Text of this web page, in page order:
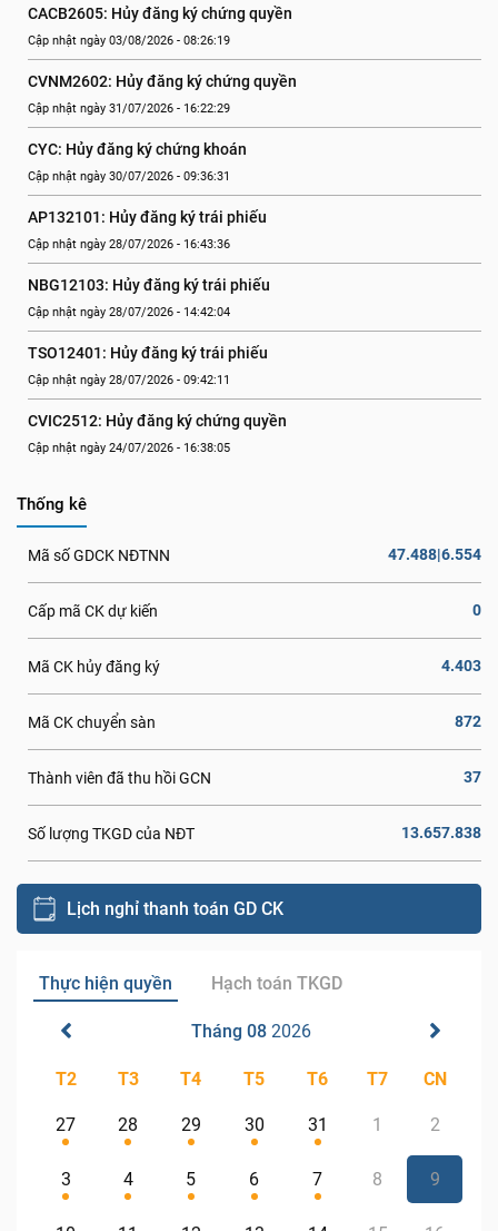
CACB2605: Hủy đăng ký chứng quyền
Cập nhật ngày 03/08/2026 - 08:26:19
CVNM2602: Hủy đăng ký chứng quyền
Cập nhật ngày 31/07/2026 - 16:22:29
CYC: Hủy đăng ký chứng khoán
Cập nhật ngày 30/07/2026 - 09:36:31
AP132101: Hủy đăng ký trái phiếu
Cập nhật ngày 28/07/2026 - 16:43:36
NBG12103: Hủy đăng ký trái phiếu
Cập nhật ngày 28/07/2026 - 14:42:04
TSO12401: Hủy đăng ký trái phiếu
Cập nhật ngày 28/07/2026 - 09:42:11
CVIC2512: Hủy đăng ký chứng quyền
Cập nhật ngày 24/07/2026 - 16:38:05
Thống kê
Mã số GDCK NĐTNN 47.488|6.554
Cấp mã CK dự kiến 0
Mã CK hủy đăng ký 4.403
Mã CK chuyển sàn 872
Thành viên đã thu hồi GCN 37
Số lượng TKGD của NĐT 13.657.838
Lịch nghỉ thanh toán GD CK
Thực hiện quyền Hạch toán TKGD
Tháng 08 2026
T2 T3 T4 T5 T6 T7 CN
27 28 29 30 31 1 2
3 4 5 6 7 8 9